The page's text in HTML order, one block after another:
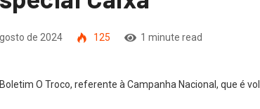
de 2024 125 1 minute read
O Troco, referente à Campanha Nacional, que é